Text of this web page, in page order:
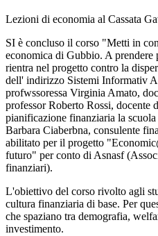
Lezioni di economia al Cassata
SI è concluso il corso "Metti in
economica di Gubbio. A prendere
rientra nel progetto contro la
dell' indirizzo Sistemi Informativ
profwssoressa Virginia Amato,
professor Roberto Rossi, docente
pianificazione finanziaria la
Barbara Ciaberbna, consulente
abilitato per il progetto
futuro" per conto di Asnasf
finanziari).
L'obiettivo del corso rivolto agli
cultura finanziaria di base. Per
che spaziano tra demografia,
investimento.